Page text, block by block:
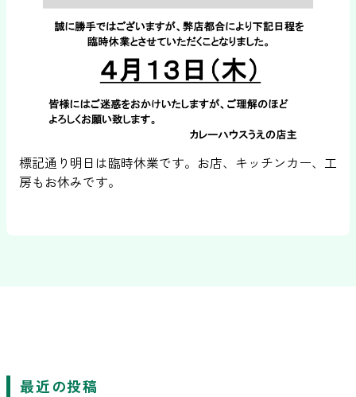
標記通り明日は臨時休業です。お店、キッチンカー、工
房もお休みです。
最近の投稿